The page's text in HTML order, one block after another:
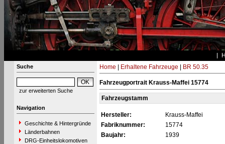
Suche
zur erweiterten Suche
Navigation
Geschichte & Hintergründe
Länderbahnen
DRG-Einheitslokomotiven
Home Erhaltene Fahrzeuge BR 50.35
Fahrzeugportrait Krauss-Maffei 15774
Fahrzeugstamm
Hersteller:
Krauss-Maffei
Fabriknummer:
15774
Baujahr:
1939